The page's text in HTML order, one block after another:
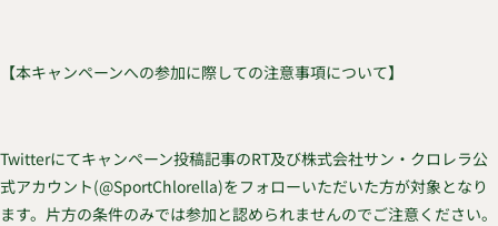
【本キャンペーンへの参加に際しての注意事項について】
Twitterにてキャンペーン投稿記事のRT及び株式会社サン・クロレラ公
式アカウント(@SportChlorella)をフォローいただいた方が対象となり
ます。片方の条件のみでは参加と認められませんのでご注意ください。